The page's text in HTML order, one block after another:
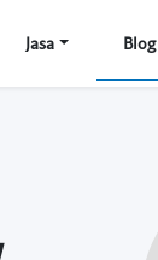
Jasa Blog